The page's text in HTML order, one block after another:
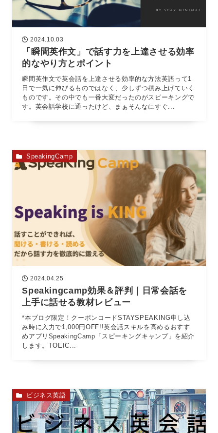
2024.10.03
「瞬間英作文」で話す力を上達させる効率
的なやり方とポイント
瞬間英作文で英会話を上達させる効率的な方法英語って1
日で一気に伸びるものではなく、少しずつ積み上げていく
ものです。その中でも一番大変だったのがスピーキングで
す。英会話学校に通ったけど、まぁそんなにすぐ...
2024.04.25
Speakingcamp効果＆評判｜日常会話を
上手に話せる教材レビュー
*本ブログ限定！クーポンコードSTAYSPEAKING申し込
み時に入力で1,000円OFF!!英会話スキルを高めるおすす
めアプリSpeakingCamp「スピーキングキャンプ」を紹介
します。TOEIC...
SpeakingCamp
ビジネス英語